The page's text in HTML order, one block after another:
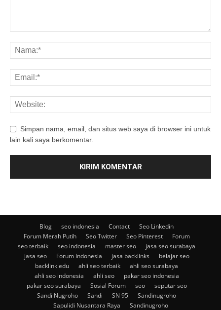
Simpan nama, email, dan situs web saya di browser ini untuk
lain kali saya berkomentar.
Blog seo indonesia Contact
Seo Linkedin
Forum Merah Putih
Seo Twitter Seo Pinterest
Forum
seo terbaik
seo indonesia master seo
jasa seo surabaya
jasa seo
Forum Indonesia jasa backlinks
belajar seo
backlink edu
ahli seo terbaik
ahli seo surabaya
ahli seo indonesia
ahli seo
pakar seo indonesia
pakar seo surabaya
Sosial Forum seo
seputar seo
Sandi Nugroho
Sandi SN 95
Sandinugroho
Sapulidi Nusantara Raya
Sandinugroho